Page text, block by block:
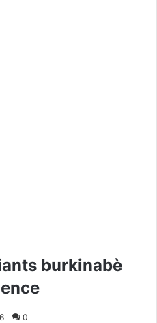
burkinabè
0